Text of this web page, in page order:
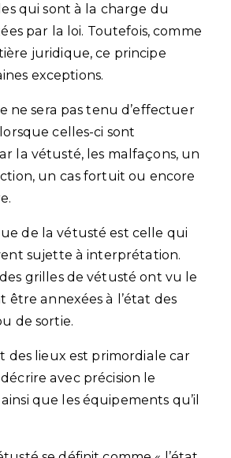
qui sont à la charge du
par la loi. Toutefois, comme
juridique, ce principe
exceptions.
ne sera pas tenu d’effectuer
celles-ci sont
la vétusté, les malfaçons, un
un cas fortuit ou encore
de la vétusté est celle qui
sujette à interprétation.
grilles de vétusté ont vu le
être annexées à l’état des
de sortie.
des lieux est primordiale car
avec précision le
que les équipements qu’il